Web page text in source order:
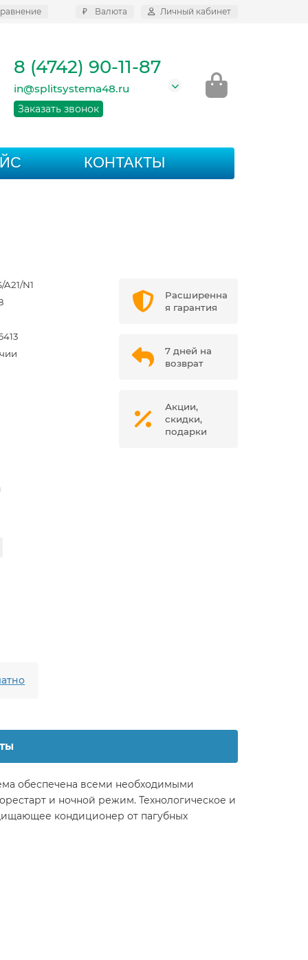
₽ Валюта Личный кабинет
8 (4742) 90-11-87
in@splitsystema48.ru
Заказать звонок
КОНТАКТЫ
A21/N1
Расширенна
я гарантия
7 дней на
возврат
Акции,
скидки,
подарки
обеспечена всеми необходимыми
и ночной режим. Технологическое и
кондиционер от пагубных